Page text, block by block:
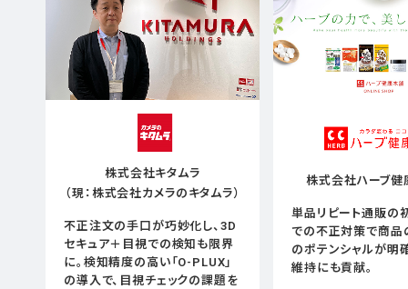
株式会社キタムラ
（現：株式会社カメラのキタムラ）
不正注文の手口が巧妙化し、3D
セキュア＋目視での検知も限界
に。検知精度の高い「O-PLUX」
の導入で、目視チェックの課題を
株式会社ハーブ健
単品リピート通販の
での不正対策で商品
のポテンシャルが明
維持にも貢献。